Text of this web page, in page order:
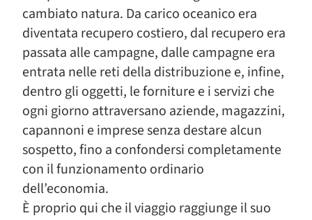
cambiato natura. Da carico oceanico era
diventata recupero costiero, dal recupero era
passata alle campagne, dalle campagne era
entrata nelle reti della distribuzione e, infine,
dentro gli oggetti, le forniture e i servizi che
ogni giorno attraversano aziende, magazzini,
capannoni e imprese senza destare alcun
sospetto, fino a confondersi completamente
con il funzionamento ordinario
dell’economia.
È proprio qui che il viaggio raggiunge il suo